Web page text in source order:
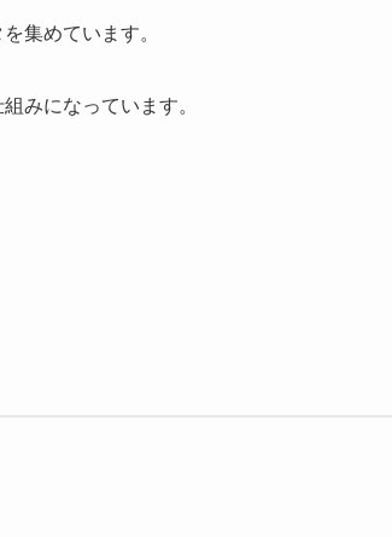
集めています。
みになっています。